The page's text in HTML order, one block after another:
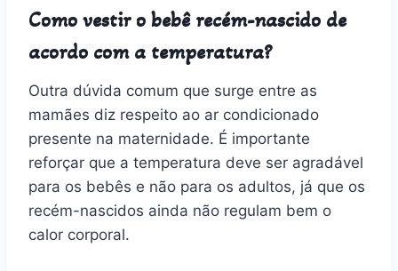
Como vestir o bebê recém-nascido de
acordo com a temperatura?
Outra dúvida comum que surge entre as
mamães diz respeito ao ar condicionado
presente na maternidade. É importante
reforçar que a temperatura deve ser agradável
para os bebês e não para os adultos, já que os
recém-nascidos ainda não regulam bem o
calor corporal.